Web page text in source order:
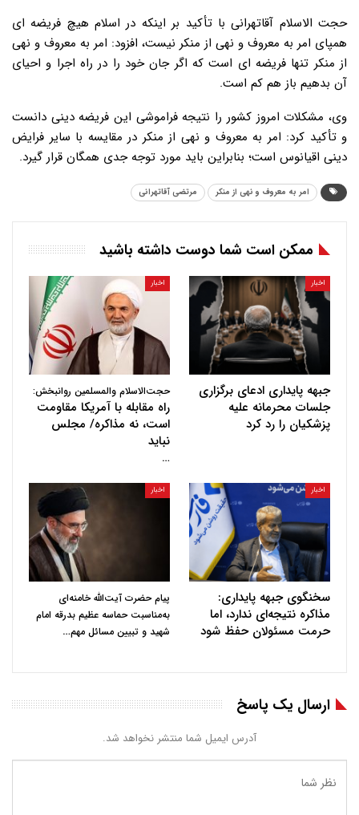
حجت الاسلام آقاتهرانی با تأکید بر اینکه در اسلام هیچ فریضه ای
همپای امر به معروف و نهی از منکر نیست، افزود: امر به معروف و نهی
از منکر تنها فریضه ای است که اگر جان خود را در راه اجرا و احیای
آن بدهیم باز هم کم است.
وی، مشکلات امروز کشور را نتیجه فراموشی این فریضه دینی دانست
و تأکید کرد: امر به معروف و نهی از منکر در مقایسه با سایر فرایض
دینی اقیانوس است؛ بنابراین باید مورد توجه جدی همگان قرار گیرد.
امر به معروف و نهی از منکر مرتضی آقاتهرانی
ممکن است شما دوست داشته باشید
اخبار
جبهه پایداری ادعای برگزاری
جلسات محرمانه علیه
پزشکیان را رد کرد
اخبار
حجت‌الاسلام والمسلمین روانبخش:
راه مقابله با آمریکا مقاومت
است، نه مذاکره/ مجلس
نباید
…
اخبار
سخنگوی جبهه پایداری:
مذاکره نتیجه‌ای ندارد، اما
حرمت مسئولان حفظ شود
اخبار
پیام حضرت آیت‌الله خامنه‌ای
به‌مناسبت حماسه عظیم بدرقه امام
شهید و تبیین مسائل مهم…
ارسال یک پاسخ
آدرس ایمیل شما منتشر نخواهد شد.